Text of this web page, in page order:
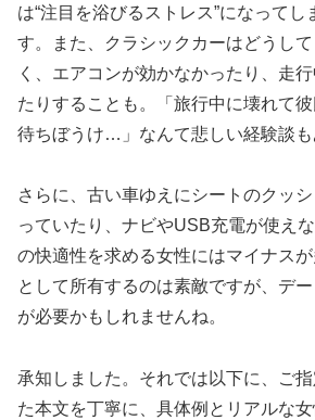
は“注目を浴びるストレス”になってし
す。また、クラシックカーはどうし
く、エアコンが効かなかったり、走
たりすることも。「旅行中に壊れて
待ちぼうけ…」なんて悲しい経験談も
さらに、古い車ゆえにシートのクッ
っていたり、ナビやUSB充電が使え
の快適性を求める女性にはマイナス
として所有するのは素敵ですが、デ
が必要かもしれませんね。
承知しました。それでは以下に、ご
た本文を丁寧に、具体例とリアルな